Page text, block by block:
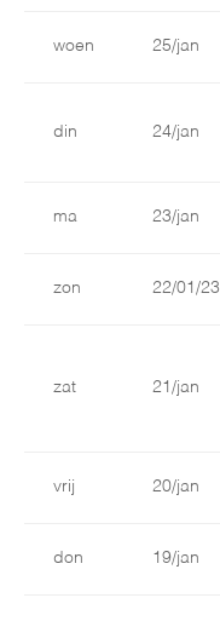
woen 25/jan
din 24/jan
ma 23/jan
zon 22/01/23
zat 21/jan
vrij 20/jan
don 19/jan